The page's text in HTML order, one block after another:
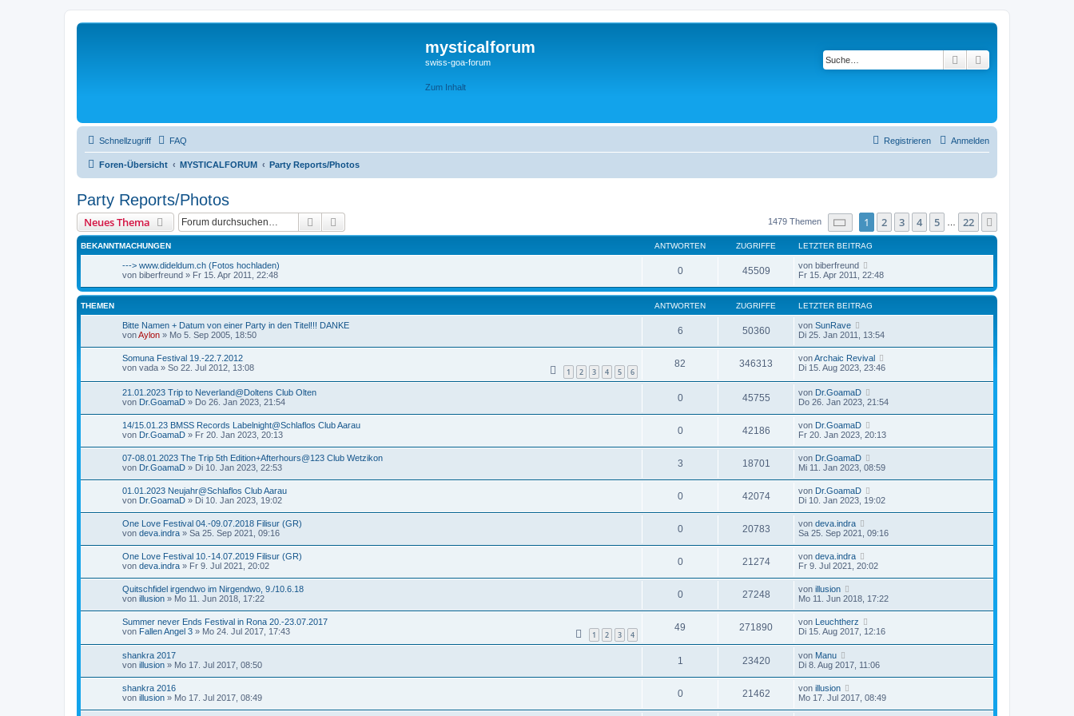
mysticalforum
swiss-goa-forum
Zum Inhalt
Suche
Schnellzugriff FAQ Anmelden
Registrieren
Foren-Übersicht MYSTICALFORUM Party Reports/Photos
Party Reports/Photos
Neues Thema Suche 1479 Themen Seite von22
1 2 3 4 5 22
BEKANNTMACHUNGEN ANTWORTEN ZUGRIFFE LETZTER BEITRAG
---> www.dideldum.ch (Fotos hochladen)
von biberfreund » Fr 15. Apr 2011, 22:48 0 45509 von biberfreund
Fr 15. Apr 2011, 22:48
THEMEN ANTWORTEN ZUGRIFFE LETZTER BEITRAG
Bitte Namen + Datum von einer Party in den Titel!!! DANKE
vonAylon » Mo 5. Sep 2005, 18:50 6 50360 von SunRave
Di 25. Jan 2011, 13:54
Somuna Festival 19.-22.7.2012
von vada » So 22. Jul 2012, 13:08 1 2 3 4 5 6
82 346313 vonArchaic Revival
Di 15. Aug 2023, 23:46
21.01.2023 Trip to Neverland@Doltens Club Olten
von Dr.GoamaD » Do 26. Jan 2023, 21:54 0 45755 von Dr.GoamaD
Do 26. Jan 2023, 21:54
14/15.01.23 BMSS Records Labelnight@Schlaflos Club Aarau
von Dr.GoamaD » Fr 20. Jan 2023, 20:13 0 42186 von Dr.GoamaD
Fr 20. Jan 2023, 20:13
07-08.01.2023 The Trip 5th Edition+Afterhours@123 Club Wetzikon
von Dr.GoamaD » Di 10. Jan 2023, 22:53 3 18701 von Dr.GoamaD
Mi 11. Jan 2023, 08:59
01.01.2023 Neujahr@Schlaflos Club Aarau
von Dr.GoamaD » Di 10. Jan 2023, 19:02 0 42074 von Dr.GoamaD
Di 10. Jan 2023, 19:02
One Love Festival 04.-09.07.2018 Filisur (GR)
von deva.indra » Sa 25. Sep 2021, 09:16 0 20783 von deva.indra
Sa 25. Sep 2021, 09:16
One Love Festival 10.-14.07.2019 Filisur (GR)
von deva.indra » Fr 9. Jul 2021, 20:02 0 21274 von deva.indra
Fr 9. Jul 2021, 20:02
Quitschfidel irgendwo im Nirgendwo, 9./10.6.18
von illusion » Mo 11. Jun 2018, 17:22 0 27248 von illusion
Mo 11. Jun 2018, 17:22
Summer never Ends Festival in Rona 20.-23.07.2017
von Fallen Angel 3 » Mo 24. Jul 2017, 17:43 1 2 3 4
49 271890 von Leuchtherz
Di 15. Aug 2017, 12:16
shankra 2017
von illusion » Mo 17. Jul 2017, 08:50 1 23420 von Manu
Di 8. Aug 2017, 11:06
shankra 2016
von illusion » Mo 17. Jul 2017, 08:49 0 21462 von illusion
Mo 17. Jul 2017, 08:49